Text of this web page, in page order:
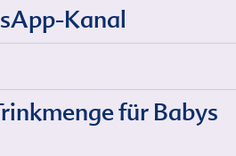
Kanal
für Babys